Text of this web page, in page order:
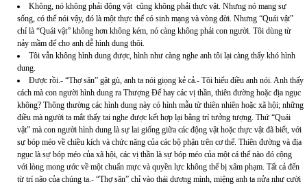
Không, nó không phải động vật cũng không phải thực vật. Nhưng nó mang sự
sống, có thể nói vậy, đó là một thực thể có sinh mạng và vòng đời. Nhưng “Quái vật”
chỉ là “Quái vật” không hơn không kém, nó càng không phải con người. Tôi dùng từ
nảy mầm để cho anh dễ hình dung thôi.
Tôi vẫn không hình dung được, hình như càng nghe anh tôi lại càng thấy khó hình
dung.
Được rồi.- “Thợ săn” gật gù, anh ta nói giọng kẻ cả.- Tôi hiểu điều anh nói. Anh thấy
cách mà con người hình dung ra Thượng Đế hay các vị thần, thiên đường hoặc địa ngục
không? Thông thường các hình dung này có hình mẫu từ thiên nhiên hoặc xã hội; những
điều mà người ta mắt thấy tai nghe được kết hợp lại bằng trí tưởng tượng. Thứ “Quái
vật” mà con người hình dung là sự lai giống giữa các động vật hoặc thực vật đã biết, với
sự bóp méo về chiều kích và chức năng của các bộ phận trên cơ thể. Thiên đường và địa
ngục là sự bóp méo của xã hội, các vị thần là sự bóp méo của một cá thể nào đó cộng
với lòng mong ước về một chuẩn mực và quyền lực không thể bị xâm phạm. Tất cả đến
từ trí não của chúng ta.- “Thợ săn” chỉ vào thái dương mình, miệng anh ta nửa như cười